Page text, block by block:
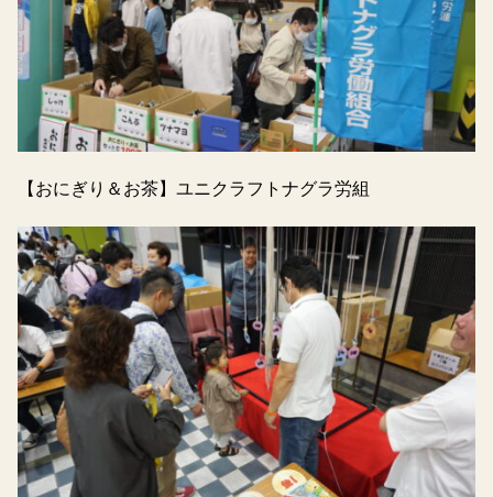
【おにぎり＆お茶】ユニクラフトナグラ労組